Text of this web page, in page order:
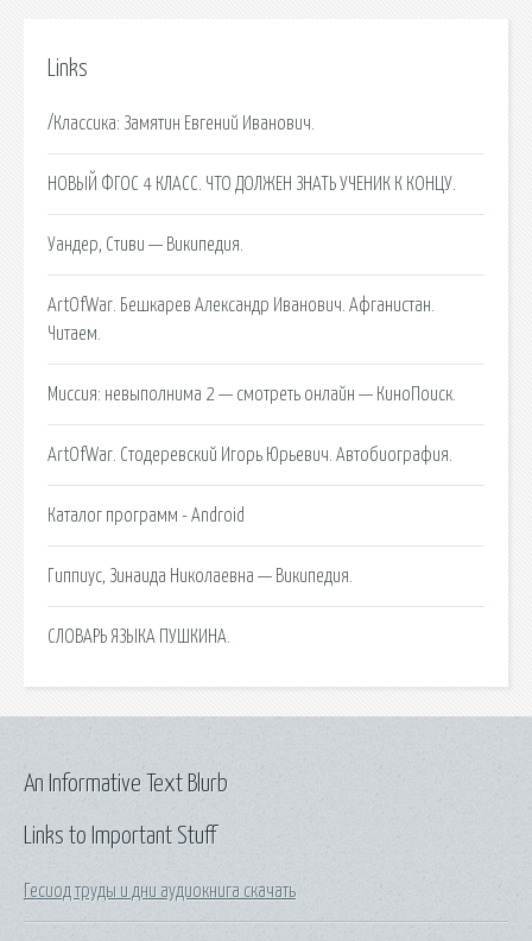
Links
/Классика: Замятин Евгений Иванович.
НОВЫЙ ФГОС 4 КЛАСС. ЧТО ДОЛЖЕН ЗНАТЬ УЧЕНИК К КОНЦУ.
Уандер, Стиви — Википедия.
ArtOfWar. Бешкарев Александр Иванович. Афганистан.
Читаем.
Миссия: невыполнима 2 — смотреть онлайн — КиноПоиск.
ArtOfWar. Стодеревский Игорь Юрьевич. Автобиография.
Каталог программ - Android
Гиппиус, Зинаида Николаевна — Википедия.
СЛОВАРЬ ЯЗЫКА ПУШКИНА.
Links to Important Stuff
Гесиод труды и дни аудиокнига скачать
An Informative Text Blurb